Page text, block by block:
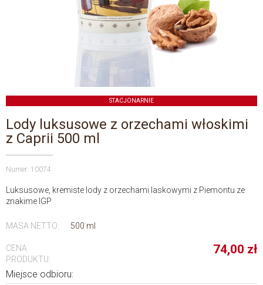
STACJONARNIE
Lody luksusowe z orzechami włoskimi
z Caprii 500 ml
Numer: 10074
Luksusowe, kremiste lody z orzechami laskowymi z Piemontu ze
znakime IGP
MASA NETTO: 500 ml
CENA
PRODUKTU:
74,00 zł
Miejsce odbioru: